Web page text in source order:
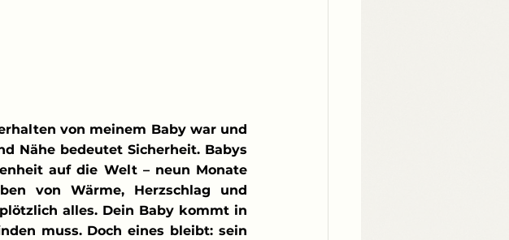
von meinem Baby war und
Nähe bedeutet Sicherheit. Babys
auf die Welt – neun Monate
von Wärme, Herzschlag und
alles. Dein Baby kommt in
muss. Doch eines bleibt: sein